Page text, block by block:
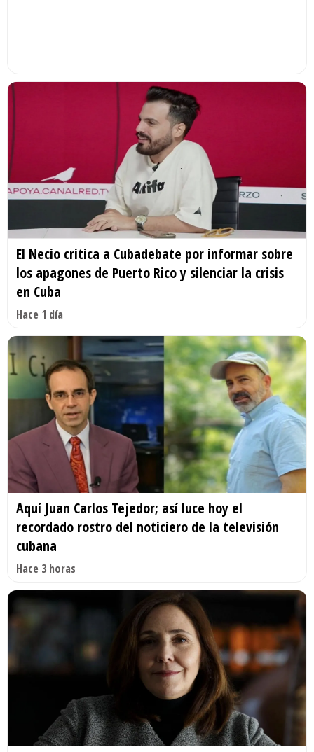
El Necio critica a Cubadebate por informar sobre
los apagones de Puerto Rico y silenciar la crisis
en Cuba
Hace 1 día
Aquí Juan Carlos Tejedor; así luce hoy el
recordado rostro del noticiero de la televisión
cubana
Hace 3 horas